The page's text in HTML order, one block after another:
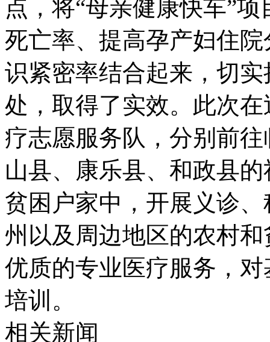
点，将“母亲健康快车”
死亡率、提高孕产妇住
识紧密率结合起来，切
处，取得了实效。此次
疗志愿服务队，分别前
山县、康乐县、和政县
贫困户家中，开展义诊
州以及周边地区的农村
优质的专业医疗服务，
培训。
相关新闻